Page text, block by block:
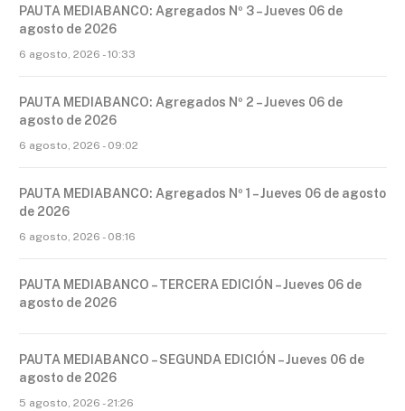
PAUTA MEDIABANCO: Agregados Nº 3 – Jueves 06 de
agosto de 2026
6 agosto, 2026 - 10:33
PAUTA MEDIABANCO: Agregados Nº 2 – Jueves 06 de
agosto de 2026
6 agosto, 2026 - 09:02
PAUTA MEDIABANCO: Agregados Nº 1 – Jueves 06 de agosto
de 2026
6 agosto, 2026 - 08:16
PAUTA MEDIABANCO – TERCERA EDICIÓN – Jueves 06 de
agosto de 2026
PAUTA MEDIABANCO – SEGUNDA EDICIÓN – Jueves 06 de
agosto de 2026
5 agosto, 2026 - 21:26